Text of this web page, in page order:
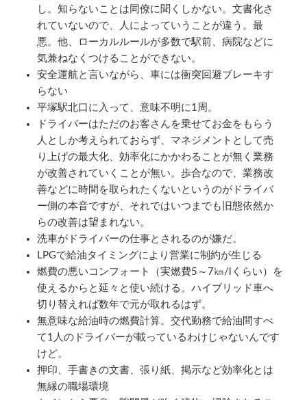
し。知らないことは同僚に聞くしかない。文書化さ
れていないので、人によっていうことが違う。最
悪。他、ローカルルールが多数で駅前、病院などに
気兼ねなくつけることができない。
安全運航と言いながら、車には衝突回避ブレーキす
らない
平塚駅北口に入って、意味不明に1周。
ドライバーはただのお客さんを乗せてお金をもらう
人としか考えられておらず、マネジメントとして売
り上げの最大化、効率化にかかわることが無く業務
が改善されていくことが無い。歩合なので、業務改
善などに時間を取られたくないというのがドライバ
ー側の本音ですが、それではいつまでも旧態依然か
らの改善は望まれない。
洗車がドライバーの仕事とされるのが嫌だ。
LPGで給油タイミングにより営業に制約が生じる
燃費の悪いコンフォート（実燃費5～7㎞/lくらい）を
使えるからと延々と使い続ける。ハイブリッド車へ
切り替えれば数年で元が取れるはず。
無意味な給油時の燃費計算。交代勤務で給油間すべ
て1人のドライバーが載っているわけじゃないんです
けど。
押印、手書きの文書、張り紙、掲示など効率化とは
無縁の職場環境